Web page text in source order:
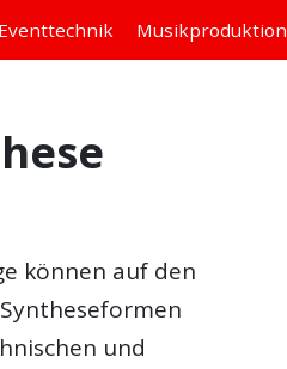
Eventtechnik Musikproduktion
können auf den
Syntheseformen
und